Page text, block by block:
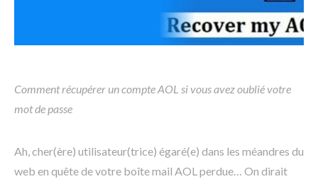
Comment récupérer un compte AOL si vous avez oublié votre
mot de passe
Ah, cher(ère) utilisateur(trice) égaré(e) dans les méandres du
web en quête de votre boîte mail AOL perdue… On dirait